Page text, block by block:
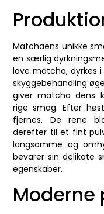
Matchaens unikke
en særlig
lave matcha, dyrkes
skyggebehandling
giver matcha dens
rige smag. Efter
fjernes. De rene
derefter til et fint
langsomme og
bevarer sin delikate
egenskaber.